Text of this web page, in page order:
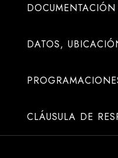
DATOS,
CLÁUSULA DE